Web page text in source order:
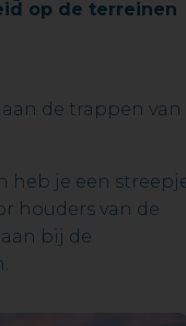
op de terreinen
de trappen van
heb je een
houders van de
bij de